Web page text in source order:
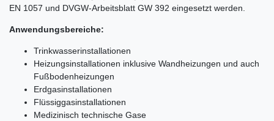
EN 1057 und DVGW-Arbeitsblatt GW 392 eingesetzt werden.
Anwendungsbereiche:
Trinkwasserinstallationen
Heizungsinstallationen inklusive Wandheizungen und auch
Fußbodenheizungen
Erdgasinstallationen
Flüssiggasinstallationen
Medizinisch technische Gase